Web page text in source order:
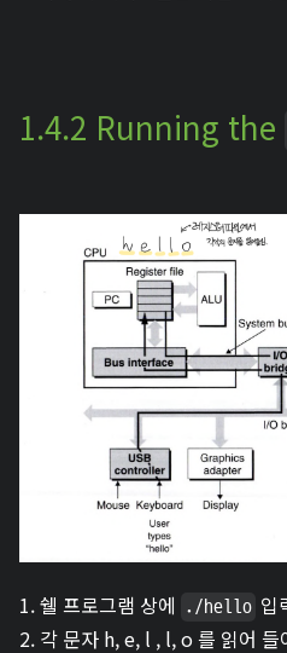
1.4.2 Running the
1. 쉘 프로그램 상에 ./hello 입
2. 각 문자 h, e, l , l, o 를 읽어 들